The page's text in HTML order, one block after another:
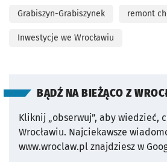
Grabiszyn-Grabiszynek remont
Inwestycje we Wrocławiu
BĄDŹ NA BIEŻĄCO Z
Kliknij „obserwuj”, aby wiedzieć,
Wrocławiu. Najciekawsze
www.wroclaw.pl znajdziesz w